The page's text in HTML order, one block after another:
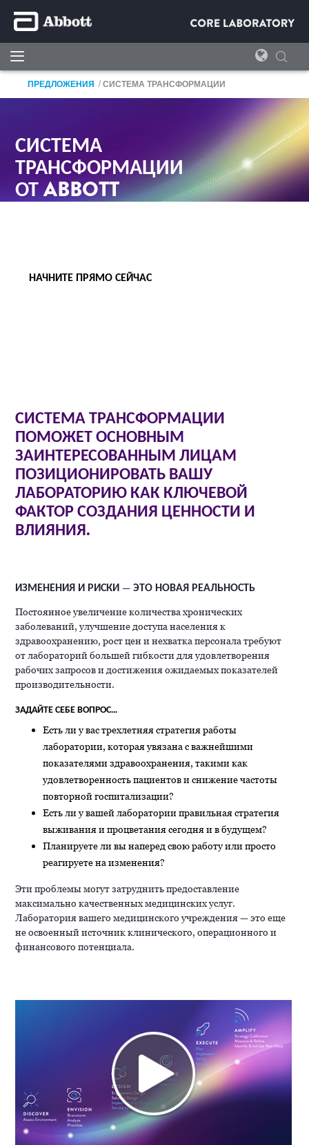
ПРЕДЛОЖЕНИЯ СИСТЕМА ТРАНСФОРМАЦИИ
СИСТЕМА
ТРАНСФОРМАЦИИ
ОТ ABBOTT
НАЧНИТЕ ПРЯМО СЕЙЧАС
СИСТЕМА ТРАНСФОРМАЦИИ
ПОМОЖЕТ ОСНОВНЫМ
ЗАИНТЕРЕСОВАННЫМ ЛИЦАМ
ПОЗИЦИОНИРОВАТЬ ВАШУ
ЛАБОРАТОРИЮ КАК КЛЮЧЕВОЙ
ФАКТОР СОЗДАНИЯ ЦЕННОСТИ И
ВЛИЯНИЯ.
ИЗМЕНЕНИЯ И РИСКИ — ЭТО НОВАЯ РЕАЛЬНОСТЬ
Постоянное увеличение количества хронических
заболеваний, улучшение доступа населения к
здравоохранению, рост цен и нехватка персонала требуют
от лабораторий большей гибкости для удовлетворения
рабочих запросов и достижения ожидаемых показателей
производительности.
ЗАДАЙТЕ СЕБЕ ВОПРОС...
Есть ли у вас трехлетняя стратегия работы
лаборатории, которая увязана с важнейшими
показателями здравоохранения, такими как
удовлетворенность пациентов и снижение частоты
повторной госпитализации?
Есть ли у вашей лаборатории правильная стратегия
выживания и процветания сегодня и в будущем?
Планируете ли вы наперед свою работу или просто
реагируете на изменения?
Эти проблемы могут затруднить предоставление
максимально качественных медицинских услуг.
Лаборатория вашего медицинского учреждения — это еще
не освоенный источник клинического, операционного и
финансового потенциала.